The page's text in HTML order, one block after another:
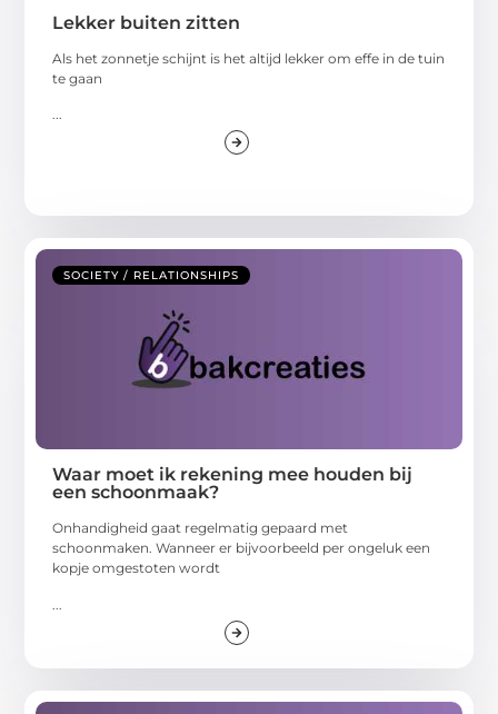
Lekker buiten zitten
Als het zonnetje schijnt is het altijd lekker om effe in de tuin
te gaan
...
SOCIETY / RELATIONSHIPS
Waar moet ik rekening mee houden bij
een schoonmaak?
Onhandigheid gaat regelmatig gepaard met
schoonmaken. Wanneer er bijvoorbeeld per ongeluk een
kopje omgestoten wordt